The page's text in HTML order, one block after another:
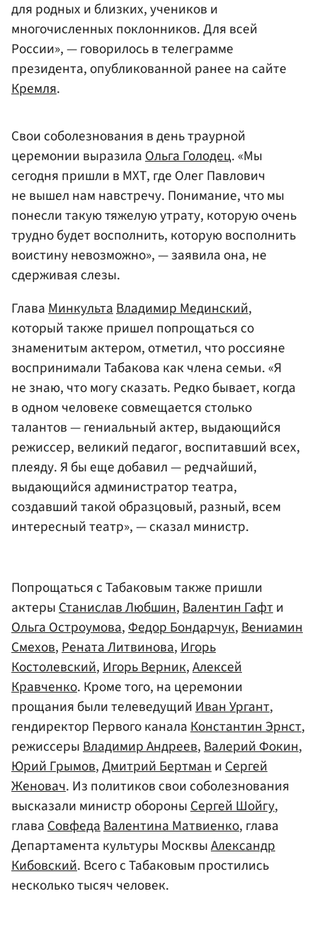
для родных и близких, учеников и
многочисленных поклонников. Для всей
России», — говорилось в телеграмме
президента, опубликованной ранее на сайте
Кремля.
Свои соболезнования в день траурной
церемонии выразилаОльга Голодец. «Мы
сегодня пришли в МХТ, где Олег Павлович
не вышел нам навстречу. Понимание, что мы
понесли такую тяжелую утрату, которую очень
трудно будет восполнить, которую восполнить
воистину невозможно», — заявила она, не
сдерживая слезы.
ГлаваМинкультаВладимир Мединский,
который также пришел попрощаться со
знаменитым актером, отметил, что россияне
воспринимали Табакова как члена семьи. «Я
не знаю, что могу сказать. Редко бывает, когда
в одном человеке совмещается столько
талантов — гениальный актер, выдающийся
режиссер, великий педагог, воспитавший всех,
плеяду. Я бы еще добавил — редчайший,
выдающийся администратор театра,
создавший такой образцовый, разный, всем
интересный театр», — сказал министр.
Попрощаться с Табаковым также пришли
актерыСтанислав Любшин,Валентин Гафти
Ольга Остроумова,Федор Бондарчук,Вениамин
Смехов,Рената Литвинова,Игорь
Костолевский,Игорь Верник,Алексей
Кравченко. Кроме того, на церемонии
прощания были телеведущийИван Ургант,
гендиректор Первого каналаКонстантин Эрнст,
режиссерыВладимир Андреев,Валерий Фокин,
Юрий Грымов,Дмитрий БертманиСергей
Женовач. Из политиков свои соболезнования
высказали министр обороныСергей Шойгу,
главаСовфедаВалентина Матвиенко, глава
Департамента культуры МосквыАлександр
Кибовский. Всего с Табаковым простились
несколько тысяч человек.